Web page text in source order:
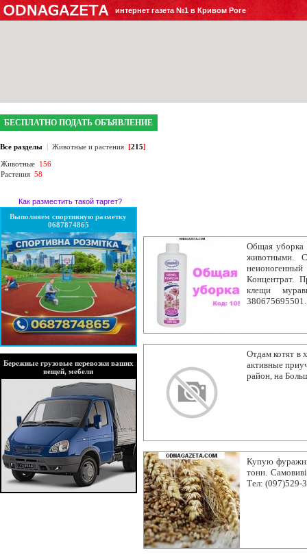
интернет газета №1 в Кривом Роге
БЕСПЛАТНО ПОДАТЬ ОБЪЯВЛЕНИЕ
Все разделы | Животные и растения [215]
Животные 156
Растения 58
Как разместить такой таргет?
Выполняем спортивную разметку
0687874865
Бережные грузовые перевозки ваших
вещей, мебели
Общая уборка
животными.
Концентрат.
клещи
Отдам котят в
активные
район, на
Купую
тонн.
Тел: (097)529-